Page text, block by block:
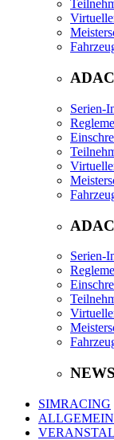
Serien-
Serien-
NEWS
SIMRACING